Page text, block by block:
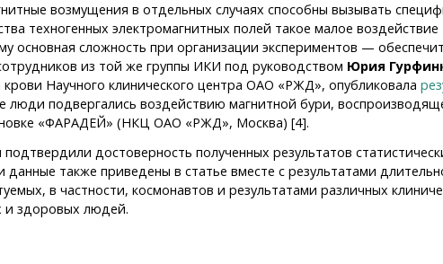
возмущения в отдельных случаях способны вызывать
техногенных электромагнитных полей такое малое
основная сложность при организации экспериментов —
из той же группы ИКИ под руководством Юрия
Научного клинического центра ОАО «РЖД», опубликовала
люди подвергались воздействию магнитной бури,
«ФАРАДЕЙ» (НКЦ ОАО «РЖД», Москва) [4].
достоверность полученных результатов
данные также приведены в статье вместе с результатами
в частности, космонавтов и результатами различных
и здоровых людей.